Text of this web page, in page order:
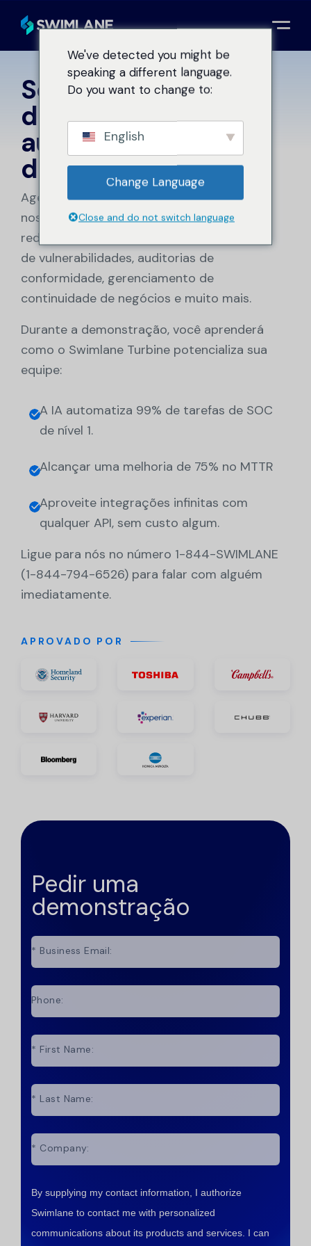
Pedir uma demonstração
Solicite uma
demonstração de
automação com IA
da Agentic.
Agende uma demonstração para ver como
nossa plataforma aumenta a eficiência e
reduz os riscos em SecOps, gerenciamento
de vulnerabilidades, auditorias de
conformidade, gerenciamento de
continuidade de negócios e muito mais.
Durante a demonstração, você aprenderá
como o Swimlane Turbine potencializa sua
equipe:
A IA automatiza 99% de tarefas de SOC
de nível 1.
Alcançar uma melhoria de 75% no MTTR
Aproveite integrações infinitas com
qualquer API, sem custo algum.
Ligue para nós no número 1-844-SWIMLANE
(1-844-794-6526) para falar com alguém
imediatamente.
APROVADO POR
Pedir uma
demonstração
* Business Email:
Phone:
* First Name:
* Last Name:
* Company:
By supplying my contact information, I authorize
Swimlane to contact me with personalized
communications about its products and services. I can
We've detected you might be
speaking a different language.
Do you want to change to:
English
Change Language
Close and do not switch language